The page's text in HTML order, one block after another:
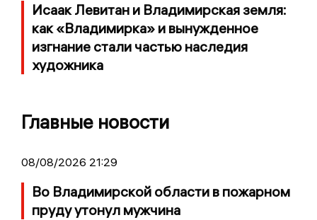
Исаак Левитан и Владимирская земля:
как «Владимирка» и вынужденное
изгнание стали частью наследия
художника
Главные новости
08/08/2026 21:29
Во Владимирской области в пожарном
пруду утонул мужчина